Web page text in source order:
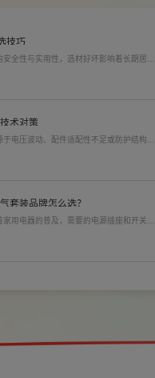
技巧
全性与实用性，选材好坏影响着长期居住
术对策
电压波动、配件适配性不足或防护结构设
套装品牌怎么选？
用电器的普及，需要的电源插座和开关也